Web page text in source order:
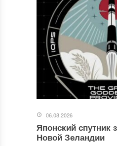
06.08.2026
Японский спутник
Новой Зеландии